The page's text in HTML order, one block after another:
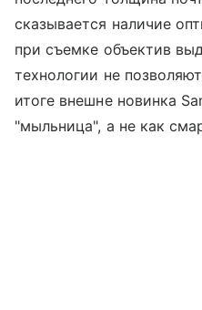
сказывается наличие
при съемке объектив
технологии не
итоге внешне новинка
"мыльница", а не как